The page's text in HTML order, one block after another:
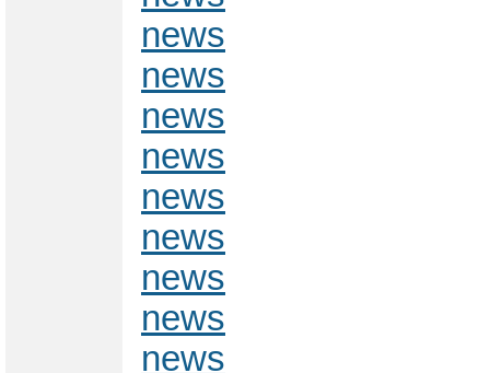
news
news
news
news
news
news
news
news
news